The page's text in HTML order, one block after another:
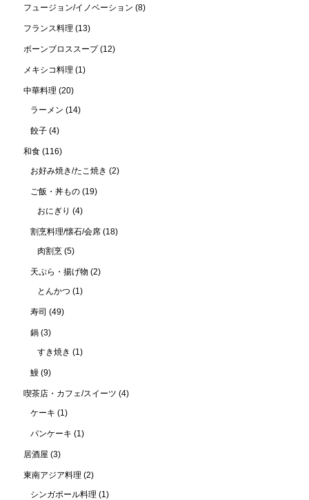
フュージョン/イノベーション (8)
フランス料理 (13)
ボーンブロススープ(12)
メキシコ料理 (1)
中華料理 (20)
ラーメン (14)
餃子 (4)
和食 (116)
お好み焼き/たこ焼き (2)
ご飯・丼もの (19)
おにぎり (4)
割烹料理/懐石/会席 (18)
肉割烹 (5)
天ぷら・揚げ物 (2)
とんかつ (1)
寿司 (49)
鍋 (3)
すき焼き (1)
鰻 (9)
喫茶店・カフェ/スイーツ (4)
ケーキ (1)
パンケーキ (1)
居酒屋 (3)
東南アジア料理 (2)
シンガポール料理 (1)